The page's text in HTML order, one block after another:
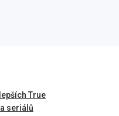
True
seriálů